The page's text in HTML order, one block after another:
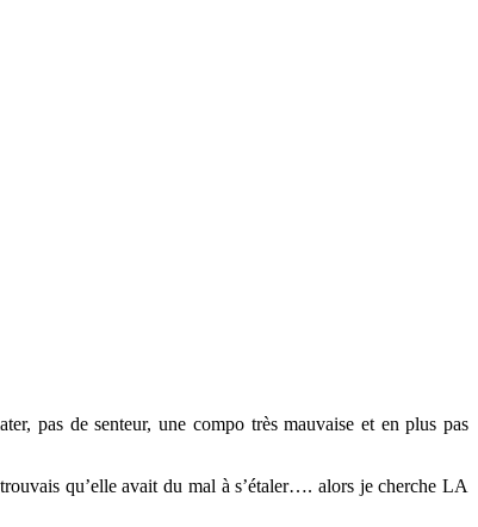
pas de senteur, une compo très mauvaise et en plus pas
qu’elle avait du mal à s’étaler…. alors je cherche LA